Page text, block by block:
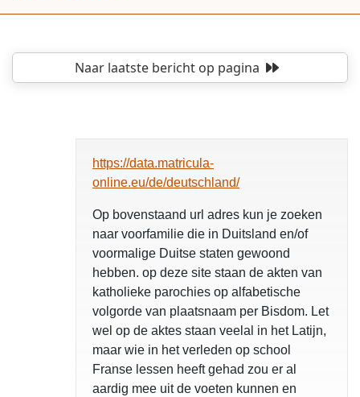
Naar laatste berichtop pagina
https://data.matricula-
online.eu/de/deutschland/
Op bovenstaand url adres kun je zoeken
naar voorfamilie die in Duitsland en/of
voormalige Duitse staten gewoond
hebben. op deze site staan de akten van
katholieke parochies op alfabetische
volgorde van plaatsnaam per Bisdom. Let
wel op de aktes staan veelal in het Latijn,
maar wie in het verleden op school
Franse lessen heeft gehad zou er al
aardig mee uit de voeten kunnen en